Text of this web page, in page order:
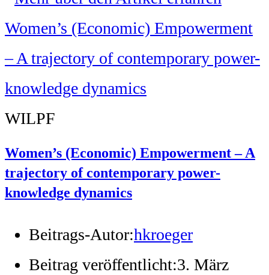
WILPF
Women’s (Economic) Empowerment – A
trajectory of contemporary power-
knowledge dynamics
Beitrags-Autor:hkroeger
Beitrag veröffentlicht:3. März